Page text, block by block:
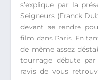
s’explique par la
Seigneurs (Franck
devant se rendre
film dans Paris. En
de même assez
tournage débute
ravis de vous